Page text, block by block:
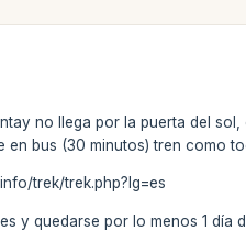
no llega por la puerta del
bus (30 minutos) tren como
trek/trek.php?lg=es
y quedarse por lo menos 1 día